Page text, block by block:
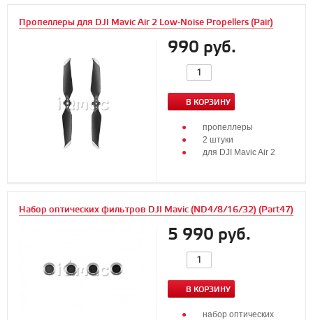
Пропеллеры для DJI Mavic Air 2 Low-Noise Propellers (Pair)
990 руб.
В КОРЗИНУ
пропеллеры
2 штуки
для DJI Mavic Air 2
Набор оптических фильтров DJI Mavic (ND4/8/16/32) (Part47)
5 990 руб.
В КОРЗИНУ
набор оптических